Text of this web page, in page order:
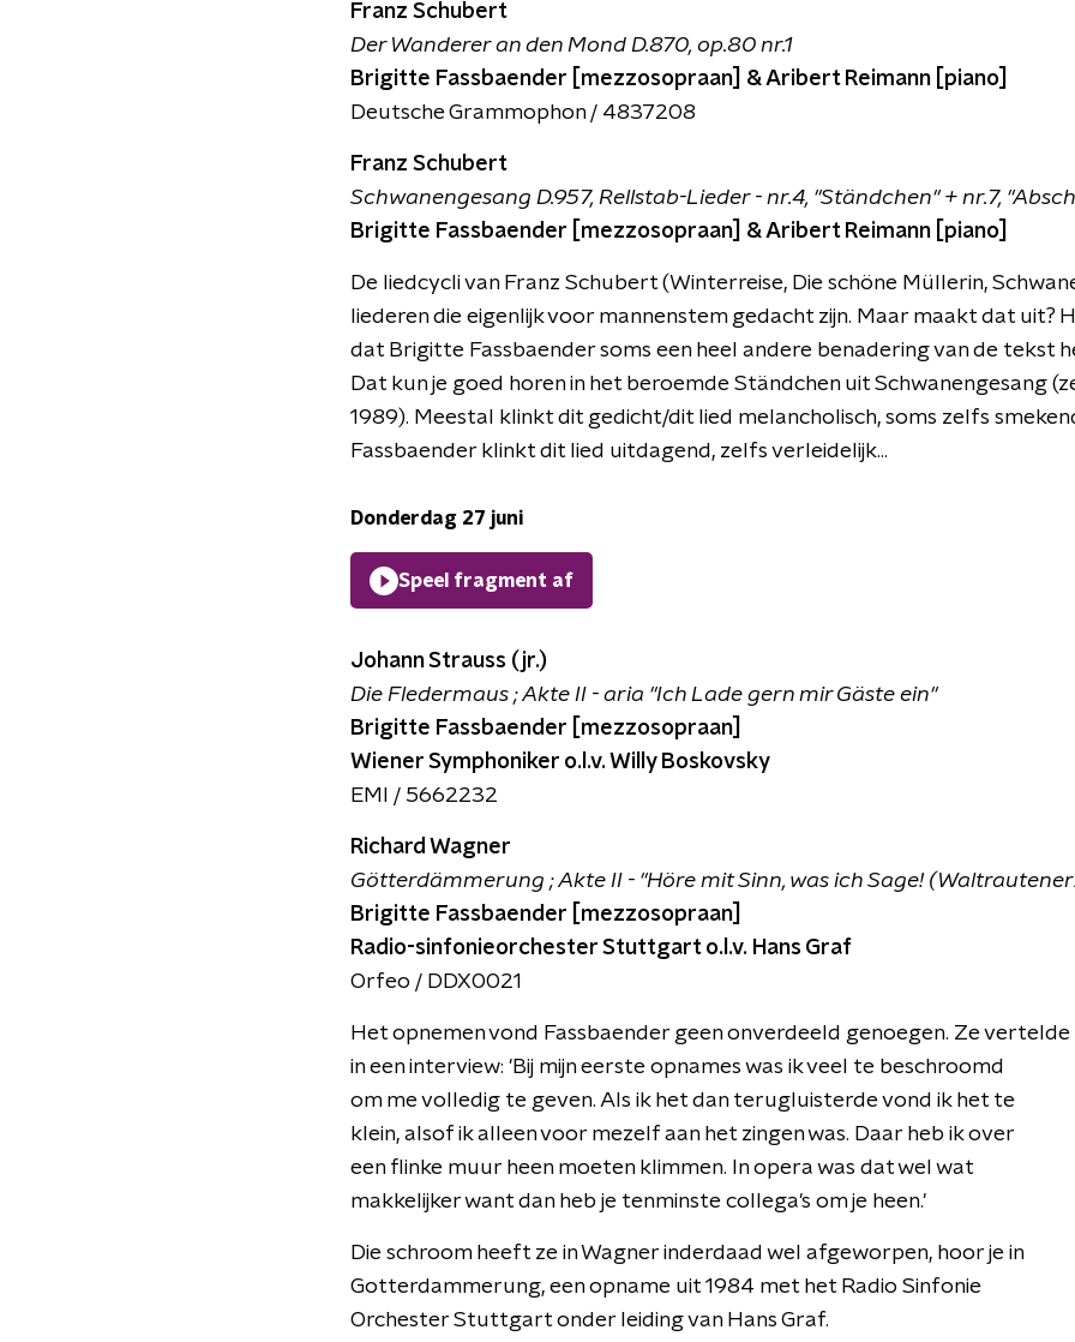
Franz Schubert
Der Wanderer an den Mond D.870, op.80 nr.1
Brigitte Fassbaender [mezzosopraan] & Aribert Reimann [piano]
Deutsche Grammophon / 4837208
Franz Schubert
Schwanengesang D.957, Rellstab-Lieder - nr.4, "Ständchen" + nr.7,
Brigitte Fassbaender [mezzosopraan] & Aribert Reimann [piano]
De liedcycli van Franz Schubert (Winterreise, Die schöne Müllerin,
liederen die eigenlijk voor mannenstem gedacht zijn. Maar maakt dat uit?
dat Brigitte Fassbaender soms een heel andere benadering van de tekst
Dat kun je goed horen in het beroemde Ständchen uit Schwanengesang
1989). Meestal klinkt dit gedicht/dit lied melancholisch, soms zelfs
Fassbaender klinkt dit lied uitdagend, zelfs verleidelijk...
Donderdag 27 juni
Speel fragment af
Johann Strauss (jr.)
Die Fledermaus ; Akte II - aria "Ich Lade gern mir Gäste ein"
Brigitte Fassbaender [mezzosopraan]
Wiener Symphoniker o.l.v. Willy Boskovsky
EMI / 5662232
Richard Wagner
Götterdämmerung ; Akte II - "Höre mit Sinn, was ich Sage!
Brigitte Fassbaender [mezzosopraan]
Radio-sinfonieorchester Stuttgart o.l.v. Hans Graf
Orfeo / DDX0021
Het opnemen vond Fassbaender geen onverdeeld genoegen. Ze vertelde
in een interview: 'Bij mijn eerste opnames was ik veel te beschroomd
om me volledig te geven. Als ik het dan terugluisterde vond ik het te
klein, alsof ik alleen voor mezelf aan het zingen was. Daar heb ik over
een flinke muur heen moeten klimmen. In opera was dat wel wat
makkelijker want dan heb je tenminste collega's om je heen.'
Die schroom heeft ze in Wagner inderdaad wel afgeworpen, hoor je in
Gotterdammerung, een opname uit 1984 met het Radio Sinfonie
Orchester Stuttgart onder leiding van Hans Graf.